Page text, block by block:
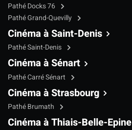
Pathé Docks 76
Pathé Grand-Quevilly
Cinéma à Saint-Denis
Pathé Saint-Denis
Cinéma à Sénart
Pathé Carré Sénart
Cinéma à Strasbourg
Pathé Brumath
Cinéma à Thiais-Belle-Epine